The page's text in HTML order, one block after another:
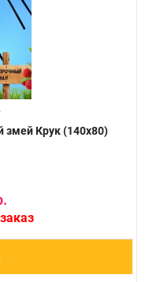
змей Крук (140х80)